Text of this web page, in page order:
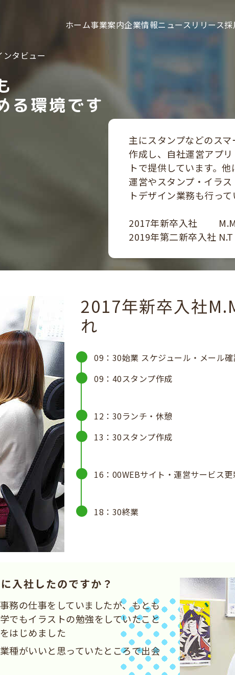
ホーム事業案内企業情報ニュースリリース
ンタビュー
る環境です
主にスタンプなどのス
作成し、自社運営アプ
トで提供しています。
運営やスタンプ・イラ
トデザイン業務も行っ
2017年新卒入社
2019年第二新卒入社
2017年新卒入社
れ
09：30始業 スケジュール・メール
09：40スタンプ作成
12：30ランチ・休憩
13：30スタンプ作成
16：00WEBサイト・運営サービス
18：30終業
入社したのですか？
務の仕事をしていましたが、もとも
でもイラストの勉強をしていたこと
はじめました
種がいいと思っていたところで出会